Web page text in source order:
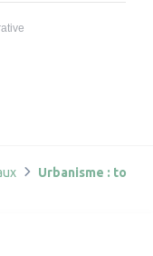
Urbanisme : to